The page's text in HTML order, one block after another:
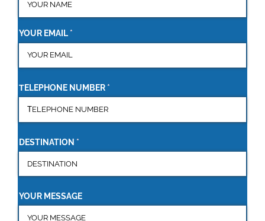
YOUR EMAIL *
(required)
ΤELEPHONE NUMBER *
(required)
DESTINATION *(required)
YOUR MESSAGE